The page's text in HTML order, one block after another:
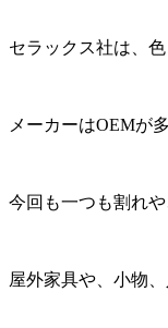
セラックス社は、
メーカーはOEMが
今回も一つも割れ
屋外家具や、小物